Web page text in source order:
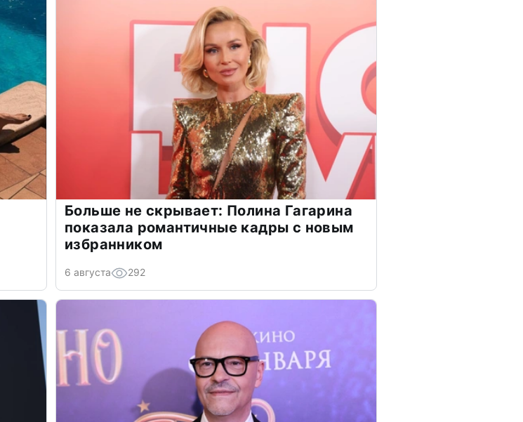
Больше не скрывает: Полина Гагарина
показала романтичные кадры с новым
избранником
6 августа 292